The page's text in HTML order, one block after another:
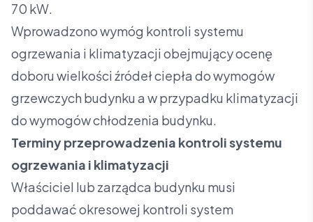
70 kW.
Wprowadzono wymóg kontroli systemu
ogrzewania i klimatyzacji obejmujący ocenę
doboru wielkości źródeł ciepła do wymogów
grzewczych budynku a w przypadku klimatyzacji
do wymogów chłodzenia budynku.
Terminy przeprowadzenia kontroli systemu
ogrzewania i klimatyzacji
Właściciel lub zarządca budynku musi
poddawać okresowej kontroli system